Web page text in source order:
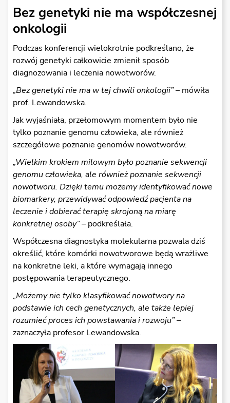
Bez genetyki nie ma współczesnej
onkologii
Podczas konferencji wielokrotnie podkreślano, że
rozwój genetyki całkowicie zmienił sposób
diagnozowania i leczenia nowotworów.
„Bez genetyki nie ma w tej chwili onkologii”– mówiła
prof. Lewandowska.
Jak wyjaśniała, przełomowym momentem było nie
tylko poznanie genomu człowieka, ale również
szczegółowe poznanie genomów nowotworów.
„Wielkim krokiem milowym było poznanie sekwencji
genomu człowieka, ale również poznanie sekwencji
nowotworu. Dzięki temu możemy identyfikować nowe
biomarkery, przewidywać odpowiedź pacjenta na
leczenie i dobierać terapię skrojoną na miarę
konkretnej osoby”– podkreślała.
Współczesna diagnostyka molekularna pozwala dziś
określić, które komórki nowotworowe będą wrażliwe
na konkretne leki, a które wymagają innego
postępowania terapeutycznego.
„Możemy nie tylko klasyfikować nowotwory na
podstawie ich cech genetycznych, ale także lepiej
rozumieć proces ich powstawania i rozwoju”–
zaznaczyła profesor Lewandowska.